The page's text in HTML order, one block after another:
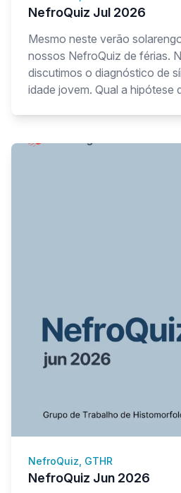
NefroQuiz Jul 2026
Mesmo neste verão
nossos NefroQuiz de férias.
discutimos o diagnóstico de
idade jovem. Qual a hipótese
NefroQuiz, GTHR
NefroQuiz Jun 2026